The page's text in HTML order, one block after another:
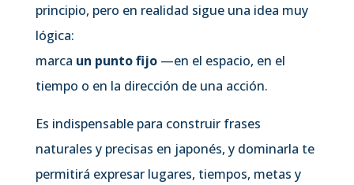
principio, pero en realidad sigue una idea muy
lógica:
marca un punto fijo—en el espacio, en el
tiempo o en la dirección de una acción.
Es indispensable para construir frases
naturales y precisas en japonés, y dominarla te
permitirá expresar lugares, tiempos, metas y